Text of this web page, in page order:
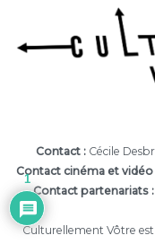
Contact :Cécile
Contact cinéma et vidéo
Contact partenariats :
Culturellement Vôtre
1